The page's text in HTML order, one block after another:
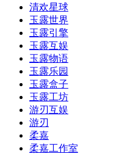
清欢星球
玉露世界
玉露引擎
玉露互娱
玉露物语
玉露乐园
玉露盒子
玉露工坊
游刃互娱
游刃
柔嘉
柔嘉工作室